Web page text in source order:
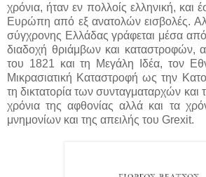
χρόνια, ήταν εν πολλοίς ελληνική,
Ευρώπη από εξ ανατολών εισβολές.
σύγχρονης Ελλάδας γράφεται μέσα
διαδοχή θριάμβων και καταστροφών,
του 1821 και τη Μεγάλη Ιδέα, τον
Μικρασιατική Καταστροφή ως την
τη δικτατορία των συνταγματαρχών και
χρόνια της αφθονίας αλλά και τα
μνημονίων και της απειλής του Grexit.